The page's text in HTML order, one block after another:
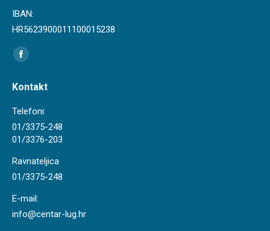
IBAN:
HR5623900011100015238
Find us on:
Facebook
opens
in
new
window
Kontakt
Telefoni:
01/3375-248
01/3376-203
Ravnateljica
01/3375-248
E-mail:
info@centar-lug.hr